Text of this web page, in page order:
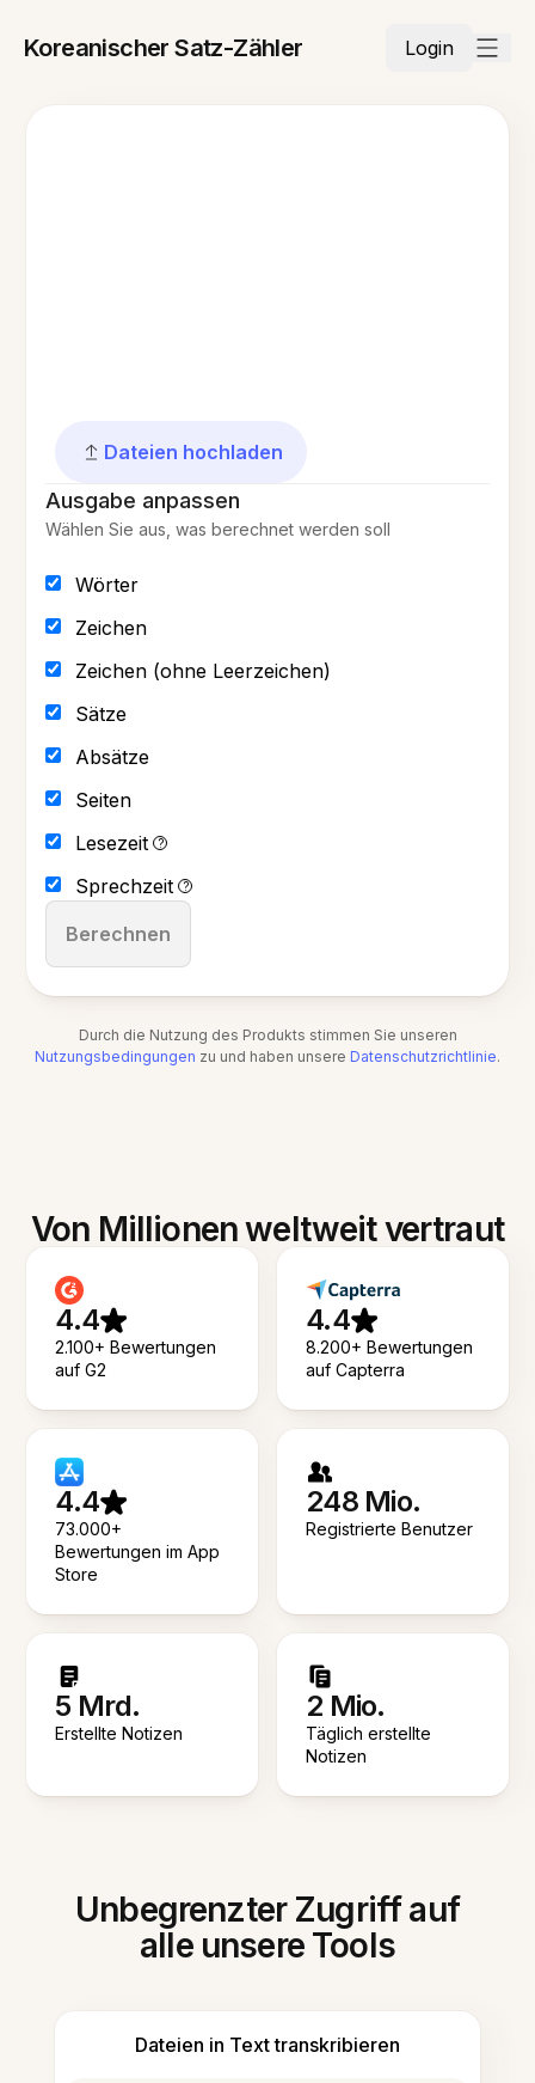
Koreanischer Satz-Zähler Login
Dateien hochladen
Ausgabe anpassen
Wählen Sie aus, was berechnet werden soll
Wörter
Zeichen
Zeichen (ohne Leerzeichen)
Sätze
Absätze
Seiten
Lesezeit
?
Sprechzeit ?
Berechnen
Durch die Nutzung des Produkts stimmen Sie unseren
Nutzungsbedingungen zu und haben unsere Datenschutzrichtlinie.
Von Millionen weltweit vertraut
4.4
2.100+ Bewertungen
auf G2
4.4
8.200+ Bewertungen
auf Capterra
4.4
73.000+
Bewertungen im App
Store
248 Mio.
Registrierte Benutzer
5 Mrd.
Erstellte Notizen
2 Mio.
Täglich erstellte
Notizen
Unbegrenzter Zugriff auf
alle unsere Tools
Dateien in Text transkribieren